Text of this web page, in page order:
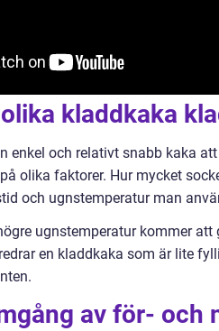
kladdkaka
enkel och relativt snabb kaka
olika faktorer. Hur mycket
och ugnstemperatur man
ugnstemperatur kommer att
en kladdkaka som är lite
av för- och